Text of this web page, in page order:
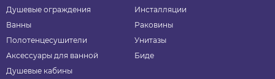
Душевые ограждения
Ванны
Полотенцесушители
Аксессуары для ванной
Душевые кабины
Инсталляции
Раковины
Унитазы
Биде